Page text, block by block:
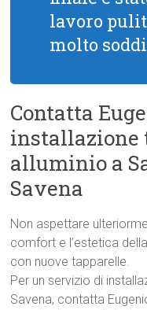
lavoro
molto
Contatta
installazione
alluminio a
Savena
Non aspettare
comfort e l’estetica
con nuove tapparelle.
Per un servizio di
Savena, contatta